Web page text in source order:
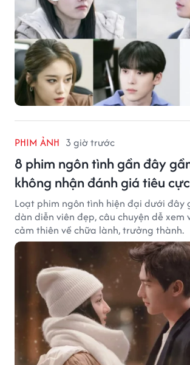
PHIM ẢNH 3 giờ trước
8 phim ngôn tình gần đây
không nhận đánh giá tiêu
Loạt phim ngôn tình hiện đại dưới đây
dàn diễn viên đẹp, câu chuyện dễ xem
cảm thiên về chữa lành, trưởng thành.